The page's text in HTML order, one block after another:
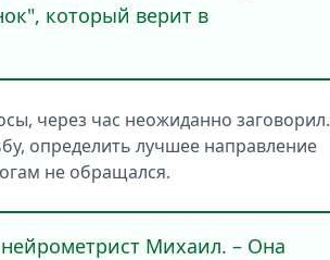
который верит в
через час неожиданно заговорил.
определить лучшее направление
не обращался.
нейрометрист Михаил. – Она